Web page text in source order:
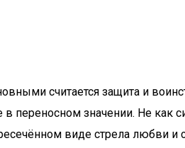
считается защита и
переносном значении. Не
виде стрела любви